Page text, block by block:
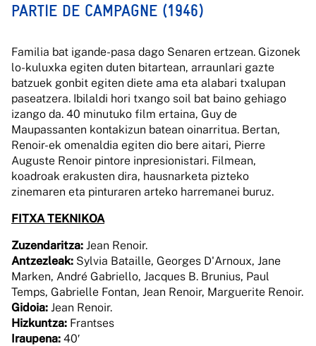
PARTIE DE CAMPAGNE (1946)
Familia bat igande-pasa dago Senaren ertzean. Gizonek
lo-kuluxka egiten duten bitartean, arraunlari gazte
batzuek gonbit egiten diete ama eta alabari txalupan
paseatzera. Ibilaldi hori txango soil bat baino gehiago
izango da. 40 minutuko film ertaina, Guy de
Maupassanten kontakizun batean oinarritua. Bertan,
Renoir-ek omenaldia egiten dio bere aitari, Pierre
Auguste Renoir pintore inpresionistari. Filmean,
koadroak erakusten dira, hausnarketa pizteko
zinemaren eta pinturaren arteko harremanei buruz.
FITXA TEKNIKOA
Zuzendaritza: Jean Renoir.
Antzezleak: Sylvia Bataille, Georges D'Arnoux, Jane
Marken, André Gabriello, Jacques B. Brunius, Paul
Temps, Gabrielle Fontan, Jean Renoir, Marguerite Renoir.
Gidoia: Jean Renoir.
Hizkuntza: Frantses
Iraupena: 40′